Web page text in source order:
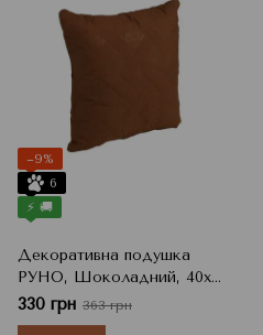
−9%
6
⚡ 🚚
Декоративна подушка
РУНО, Шоколадний, 40x40
см, h=11 см
330 грн 363 грн